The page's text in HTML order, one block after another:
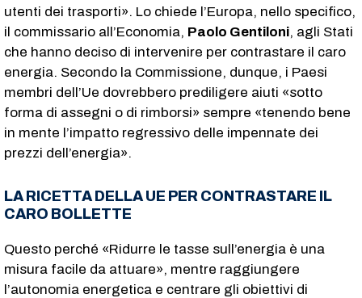
utenti dei trasporti». Lo chiede l’Europa, nello specifico,
il commissario all’Economia, Paolo Gentiloni, agli Stati
che hanno deciso di intervenire per contrastare il caro
energia. Secondo la Commissione, dunque, i Paesi
membri dell’Ue dovrebbero prediligere aiuti «sotto
forma di assegni o di rimborsi» sempre «tenendo bene
in mente l’impatto regressivo delle impennate dei
prezzi dell’energia».
LA RICETTA DELLA UE PER CONTRASTARE IL
CARO BOLLETTE
Questo perché «Ridurre le tasse sull’energia è una
misura facile da attuare», mentre raggiungere
l’autonomia energetica e centrare gli obiettivi di